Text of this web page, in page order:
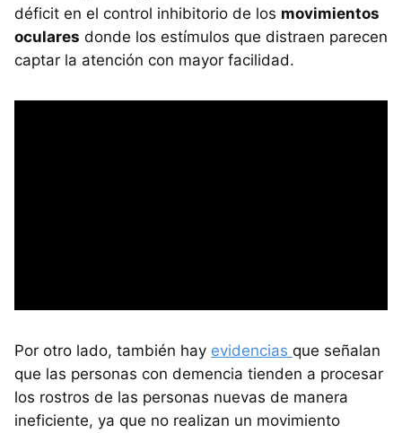
déficit en el control inhibitorio de los movimientos
oculares donde los estímulos que distraen parecen
captar la atención con mayor facilidad.
Por otro lado, también hay evidencias que señalan
que las personas con demencia tienden a procesar
los rostros de las personas nuevas de manera
ineficiente, ya que no realizan un movimiento